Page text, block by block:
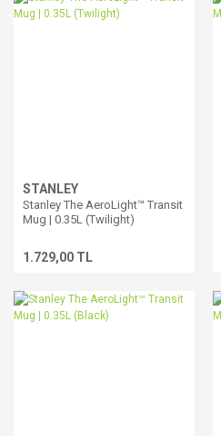
STANLEY
Stanley The AeroLight™ Transit
Mug | 0.35L (Twilight)
1.729,00 TL